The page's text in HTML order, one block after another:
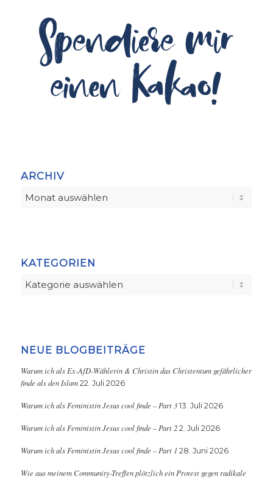
ARCHIV
KATEGORIEN
Kategorien
NEUE BLOGBEITRÄGE
Warum ich als Ex-AfD-Wählerin & Christin das Christentum gefährlicher
finde als den Islam 22. Juli 2026
Warum ich als Feministin Jesus cool finde – Part 3 13. Juli 2026
Warum ich als Feministin Jesus cool finde – Part 2 2. Juli 2026
Warum ich als Feministin Jesus cool finde – Part 1 28. Juni 2026
Wie aus meinem Community-Treffen plötzlich ein Protest gegen radikale